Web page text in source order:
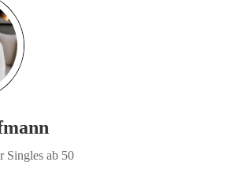
Singles ab 50